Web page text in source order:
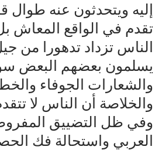
إليه ويتحدثون عنه طوال
تقدم في الواقع المعاش
الناس تزداد تدهورا من
يسلمون بعضهم البعض
والشعارات الجوفاء
والخلاصة أن الناس لا
وفي ظل التضييق
العربي واستحالة فك